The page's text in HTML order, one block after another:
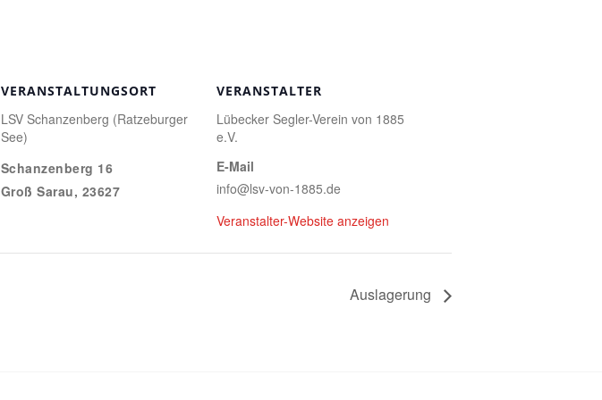
VERANSTALTUNGSORT
LSV Schanzenberg (Ratzeburger
See)
Schanzenberg 16
Groß Sarau, 23627
VERANSTALTER
Lübecker Segler-Verein von 1885
e.V.
E-Mail
info@lsv-von-1885.de
Veranstalter-Website anzeigen
Auslagerung